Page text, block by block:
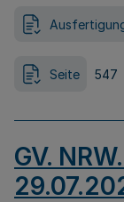
Seite 547
GV.